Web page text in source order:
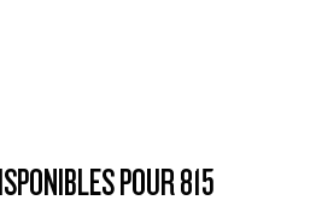
POUR 815